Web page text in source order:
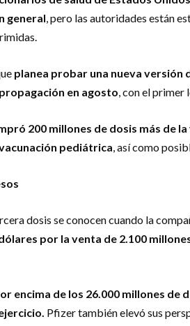
general, pero las autoridades están
planea probar una nueva versión
en agosto, con el primer
200 millones de dosis más de
pediátrica, así como
dosis se conocen cuando la
por la venta de 2.100
encima de los 26.000 millones de
Pfizer también elevó sus